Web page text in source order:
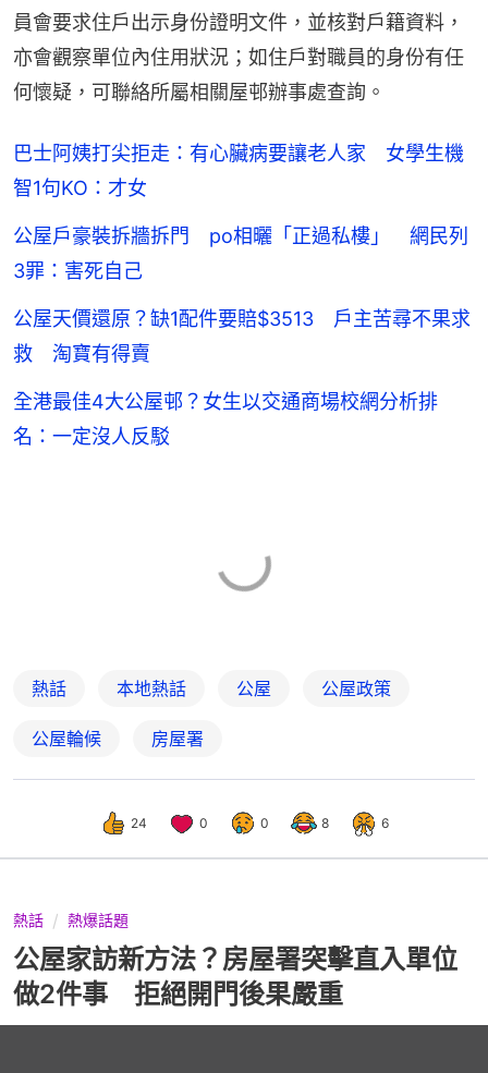
員會要求住戶出示身份證明文件，並核對戶籍資料，
亦會觀察單位內住用狀況；如住戶對職員的身份有任
何懷疑，可聯絡所屬相關屋邨辦事處查詢。
巴士阿姨打尖拒走：有心臟病要讓老人家 女學生機
智1句KO：才女
公屋戶豪裝拆牆拆門 po相曬「正過私樓」 網民列
3罪：害死自己
公屋天價還原？缺1配件要賠$3513 戶主苦尋不果求
救 淘寶有得賣
全港最佳4大公屋邨？女生以交通商場校網分析排
名：一定沒人反駁
熱話 本地熱話 公屋 公屋政策
公屋輪候 房屋署
24 0 0 8 6
熱話 熱爆話題
公屋家訪新方法？房屋署突擊直入單位
做2件事 拒絕開門後果嚴重